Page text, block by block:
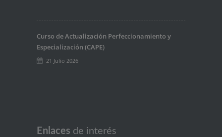
Curso de Actualización Perfeccionamiento y
Especialización (CAPE)
21 Julio 2026
Enlaces de interés